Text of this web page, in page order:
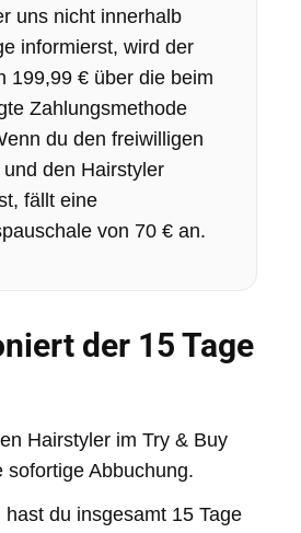
uns nicht innerhalb
informierst, wird der
199,99 € über die beim
Zahlungsmethode
du den freiwilligen
und den Hairstyler
fällt eine
von 70 € an.
der 15 Tage
Hairstyler im Try & Buy
sofortige Abbuchung.
du insgesamt 15 Tage